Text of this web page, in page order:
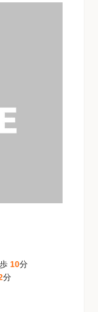
10分
分